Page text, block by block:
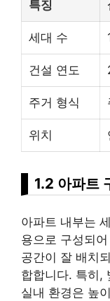
특징
세대 수
건설 연도
주거 형식
위치
1.2 아파트
아파트 내부는
용으로 구성되
공간이 잘 배치
합합니다. 특히,
실내 환경은 높이